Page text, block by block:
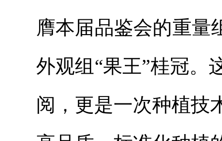
膺本届品鉴会的重量
外观组“果王”桂冠。
阅，更是一次种植技